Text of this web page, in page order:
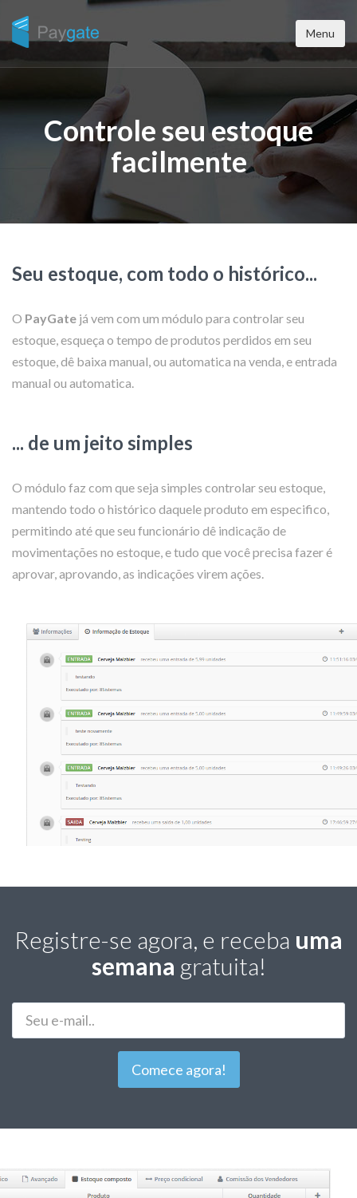
Menu
Controle seu estoque
facilmente
Seu estoque, com todo o histórico...
O PayGate já vem com um módulo para controlar seu
estoque, esqueça o tempo de produtos perdidos em seu
estoque, dê baixa manual, ou automatica na venda, e entrada
manual ou automatica.
... de um jeito simples
O módulo faz com que seja simples controlar seu estoque,
mantendo todo o histórico daquele produto em especifico,
permitindo até que seu funcionário dê indicação de
movimentações no estoque, e tudo que você precisa fazer é
aprovar, aprovando, as indicações virem ações.
Registre-se agora, e receba uma
semana gratuita!
Comece agora!